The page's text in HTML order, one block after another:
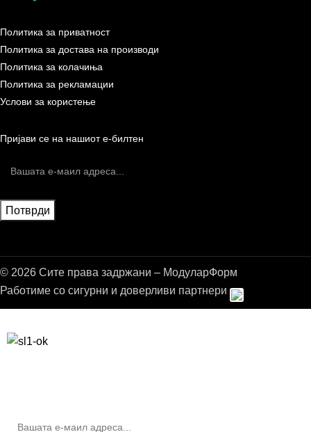
Политика за приватност
Политика за достава на производи
Политика за колачиња
Политика за рекламации
Услови за користење
Пријави се на нашиот е-билтен
© 2026 Сите права задржани – МодуларФорм
Работиме со сигурни и доверливи партнери